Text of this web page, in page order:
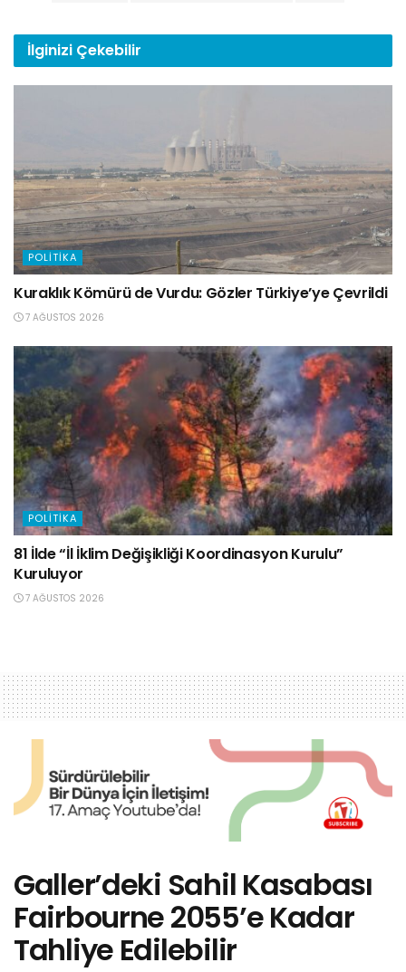
İlginizi Çekebilir
POLITIKA
Kuraklık Kömürü de Vurdu: Gözler Türkiye’ye Çevrildi
7 AĞUSTOS 2026
POLITIKA
81 İlde “İl İklim Değişikliği Koordinasyon Kurulu”
Kuruluyor
7 AĞUSTOS 2026
Galler’deki Sahil Kasabası
Fairbourne 2055’e Kadar
Tahliye Edilebilir